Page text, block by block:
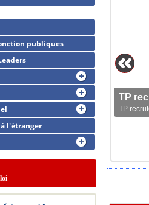
TP
TP
publiques
l'étranger